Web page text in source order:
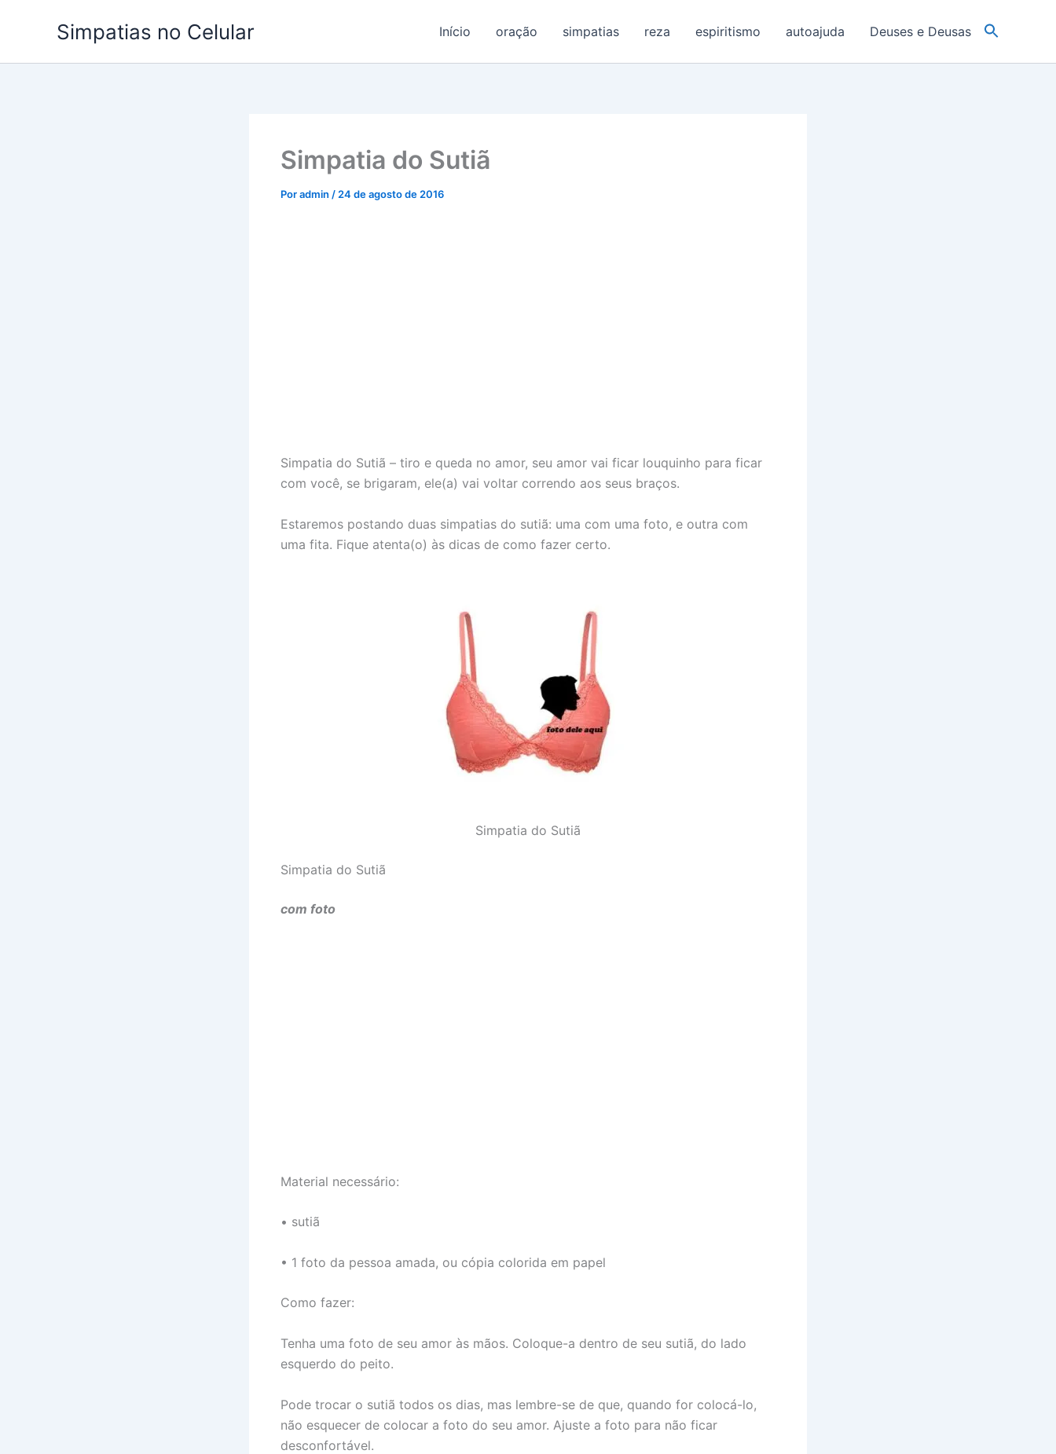
Simpatias no Celular Início oração simpatias reza espiritismo autoajuda Deuses e Deusas
Simpatia do Sutiã
Poradmin / 24 de agosto de 2016
Simpatia do Sutiã – tiro e queda no amor, seu amor vai ficar louquinho para ficar
com você, se brigaram, ele(a) vai voltar correndo aos seus braços.
Estaremos postando duas simpatias do sutiã: uma com uma foto, e outra com
uma fita. Fique atenta(o) às dicas de como fazer certo.
Simpatia do Sutiã
Simpatia do Sutiã
com foto
Material necessário:
• sutiã
• 1 foto da pessoa amada, ou cópia colorida em papel
Como fazer:
Tenha uma foto de seu amor às mãos. Coloque-a dentro de seu sutiã, do lado
esquerdo do peito.
Pode trocar o sutiã todos os dias, mas lembre-se de que, quando for colocá-lo,
não esquecer de colocar a foto do seu amor. Ajuste a foto para não ficar
desconfortável.